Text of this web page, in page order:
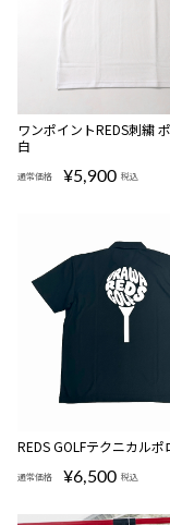
ワンポイントREDS刺繍
白
通常価格 ¥5,900 税込
ワンポイントREDS
REDS GOLFテクニカル
通常価格 ¥6,500 税込
REDS GOLFテクニ